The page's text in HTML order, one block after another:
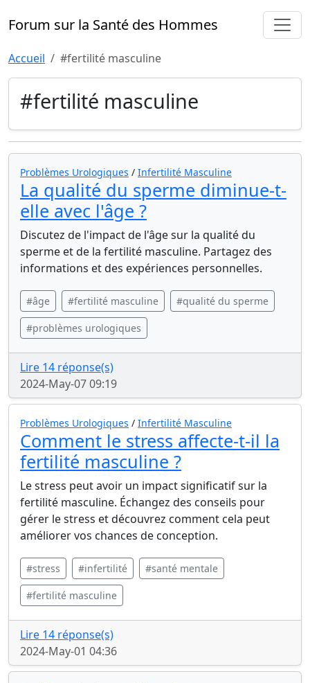
Forum sur la Santé des Hommes
Accueil #fertilité masculine
#fertilité masculine
Problèmes Urologiques / Infertilité Masculine
La qualité du sperme diminue-t-
elle avec l'âge ?
Discutez de l'impact de l'âge sur la qualité du
sperme et de la fertilité masculine. Partagez des
informations et des expériences personnelles.
#âge #fertilité masculine #qualité du sperme
#problèmes urologiques
Lire 14 réponse(s)
2024-May-07 09:19
Problèmes Urologiques / Infertilité Masculine
Comment le stress affecte-t-il la
fertilité masculine ?
Le stress peut avoir un impact significatif sur la
fertilité masculine. Échangez des conseils pour
gérer le stress et découvrez comment cela peut
améliorer vos chances de conception.
#stress #infertilité #santé mentale
#fertilité masculine
Lire 14 réponse(s)
2024-May-01 04:36